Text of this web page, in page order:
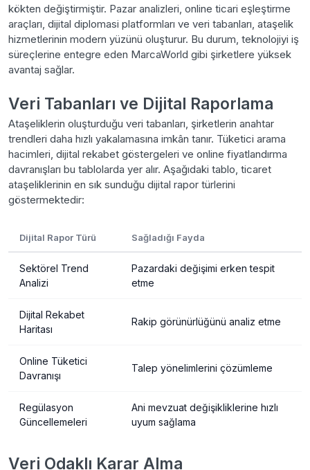
kökten değiştirmiştir. Pazar analizleri, online ticari eşleştirme
araçları, dijital diplomasi platformları ve veri tabanları, ataşelik
hizmetlerinin modern yüzünü oluşturur. Bu durum, teknolojiyi iş
süreçlerine entegre eden MarcaWorld gibi şirketlere yüksek
avantaj sağlar.
Veri Tabanları ve Dijital Raporlama
Ataşeliklerin oluşturduğu veri tabanları, şirketlerin anahtar
trendleri daha hızlı yakalamasına imkân tanır. Tüketici arama
hacimleri, dijital rekabet göstergeleri ve online fiyatlandırma
davranışları bu tablolarda yer alır. Aşağıdaki tablo, ticaret
ataşeliklerinin en sık sunduğu dijital rapor türlerini
göstermektedir:
Dijital Rapor Türü Sağladığı Fayda
Sektörel Trend
Analizi
Pazardaki değişimi erken tespit
etme
Dijital Rekabet
Haritası
Rakip görünürlüğünü analiz etme
Online Tüketici
Davranışı
Talep yönelimlerini çözümleme
Regülasyon
Güncellemeleri
Ani mevzuat değişikliklerine hızlı
uyum sağlama
Veri Odaklı Karar Alma